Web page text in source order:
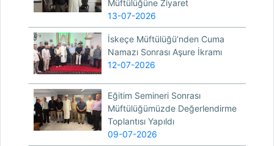
Müftülüğüne Ziyaret
13-07-2026
İskeçe Müftülüğü’nden Cuma
Namazı Sonrası Aşure İkramı
12-07-2026
Eğitim Semineri Sonrası
Müftülüğümüzde Değerlendirme
Toplantısı Yapıldı
09-07-2026